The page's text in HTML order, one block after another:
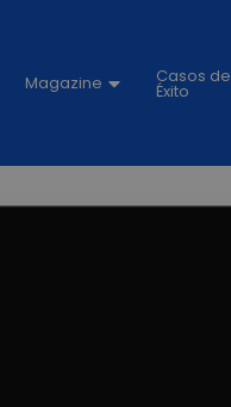
Magazine Casos de
Éxito